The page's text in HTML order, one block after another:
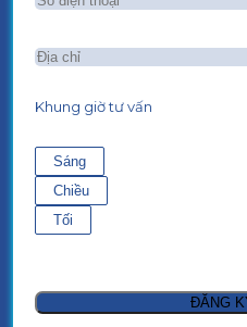
Khung giờ tư vấn
Sáng
Chiều
Tối